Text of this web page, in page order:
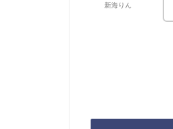
新海りん